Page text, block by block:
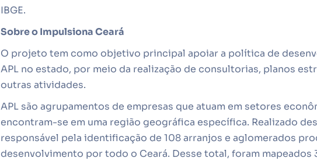
IBGE.
Sobre o Impulsiona Ceará
O projeto tem como objetivo principal apoiar a política de
APL no estado, por meio da realização de consultorias, planos
outras atividades.
APL são agrupamentos de empresas que atuam em setores
encontram-se em uma região geográfica específica. Realizado
responsável pela identificação de 108 arranjos e aglomerados
desenvolvimento por todo o Ceará. Desse total, foram mapeados